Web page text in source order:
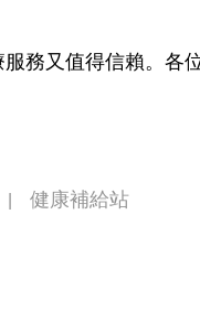
務又值得信賴。各
健康補給站